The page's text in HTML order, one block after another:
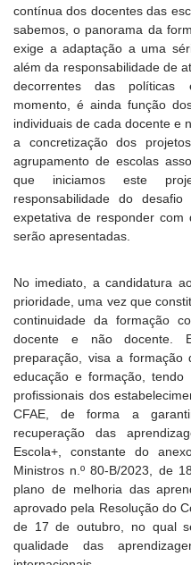
contínua dos docentes das
sabemos, o panorama da
exige a adaptação a uma
além da responsabilidade de
decorrentes das políticas
momento, é ainda função
individuais de cada docente e
a concretização dos
agrupamento de escolas
que iniciamos este
responsabilidade do
expetativa de responder com
serão apresentadas.
No imediato, a candidatura
prioridade, uma vez que
continuidade da formação
docente e não docente.
preparação, visa a
educação e formação, tendo
profissionais dos
CFAE, de forma a
recuperação das
Escola+, constante do
Ministros n.º 80-B/2023, de
plano de melhoria das
aprovado pela Resolução do
de 17 de outubro, no qual
qualidade das